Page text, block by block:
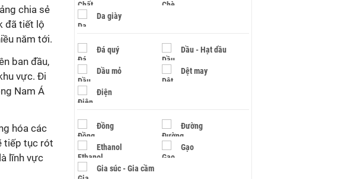
chia sẻ
đã tiết lộ
năm tới.
ban đầu,
vực. Đi
Nam Á
hóa các
tiếp tục rót
lĩnh vực
Da giày
Đá quý Dầu - Hạt dầu
Dầu mỏ Dệt may
Điện
Đồng Đường
Ethanol Gạo
Gia súc - Gia cầm